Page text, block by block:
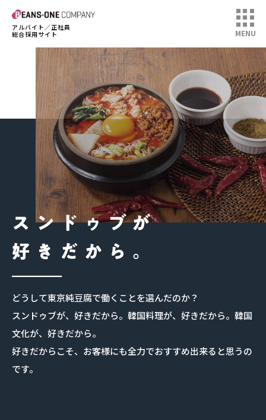
アルバイト／正社員
総合採用サイト
MENU
どうして東京純豆腐で働くことを選んだのか？
スンドゥブが、好きだから。韓国料理が、好きだから。韓国
文化が、好きだから。
好きだからこそ、お客様にも全力でおすすめ出来ると思うの
です。